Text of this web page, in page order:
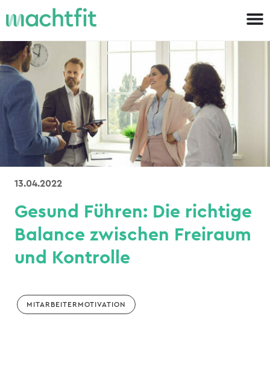
13.04.2022
Gesund Führen: Die richtige
Balance zwischen Freiraum
und Kontrolle
MITARBEITERMOTIVATION